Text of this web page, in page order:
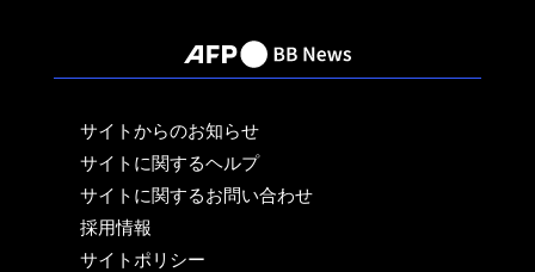
サイトからのお知らせ
サイトに関するヘルプ
サイトに関するお問い合わせ
採用情報
サイトポリシー